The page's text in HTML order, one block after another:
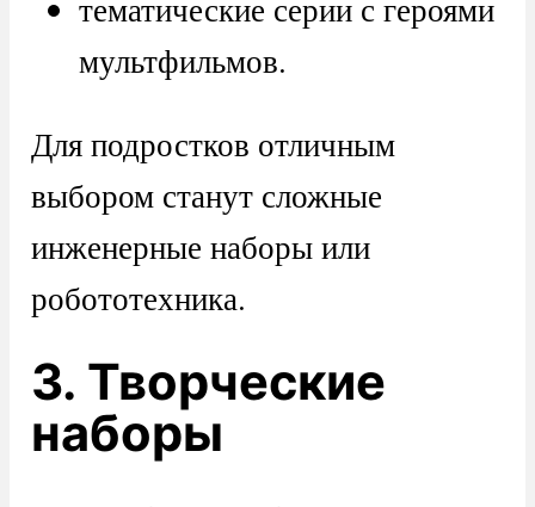
тематические серии с героями
мультфильмов.
Для подростков отличным
выбором станут сложные
инженерные наборы или
робототехника.
3. Творческие
наборы